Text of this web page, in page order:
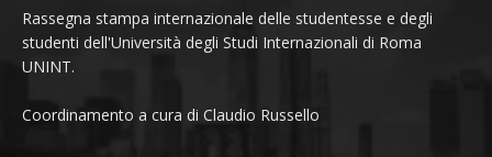
Rassegna stampa internazionale delle studentesse e degli
studenti dell'Università degli Studi Internazionali di Roma
UNINT.
Coordinamento a cura di Claudio Russello